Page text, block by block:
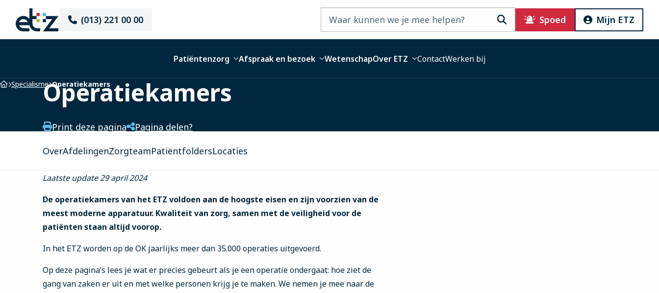
Elisabeth-
TweeSteden
Ziekenhuis
(013) 221 00 00 Zoeken Spoed Mijn ETZ
Patiëntenzorg Afspraak en bezoek WetenschapOver ETZ ContactWerken bij
Home
Specialisme Operatiekamers
Operatiekamers
Print deze pagina Pagina delen?
OverAfdelingenZorgteamPatiëntfoldersLocaties
Laatste update 29 april 2024
De operatiekamers van het ETZ voldoen aan de hoogste eisen en zijn voorzien van de
meest moderne apparatuur. Kwaliteit van zorg, samen met de veiligheid voor de
patiënten staan altijd voorop.
In het ETZ worden op de OK jaarlijks meer dan 35.000 operaties uitgevoerd.
Op deze pagina’s lees je wat er precies gebeurt als je een operatie ondergaat: hoe ziet de
gang van zaken er uit en met welke personen krijg je te maken. We nemen je mee naar de